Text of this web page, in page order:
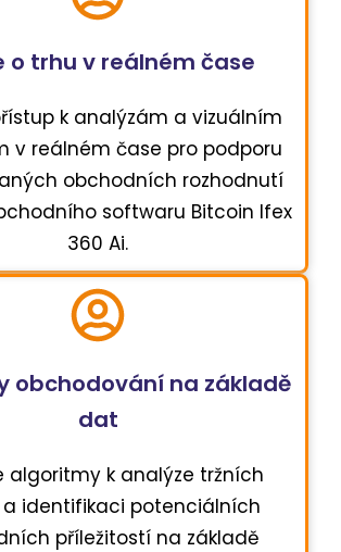
o trhu v reálném čase
k analýzám a vizuálním
v reálném čase pro podporu
obchodních rozhodnutí
softwaru Bitcoin Ifex
360 Ai.
obchodování na základě
dat
algoritmy k analýze tržních
identifikaci potenciálních
příležitostí na základě